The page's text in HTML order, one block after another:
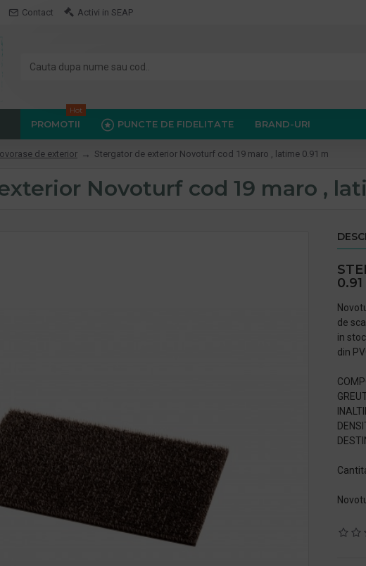
Contact Activi in SEAP
PROMOTII
Hot
PUNCTE DE FIDELITATE BRAND-URI
de exterior Stergator de exterior Novoturf cod 19 maro , latime 0.91 m
Novoturf cod 19 maro ,
0.91
de
in
din